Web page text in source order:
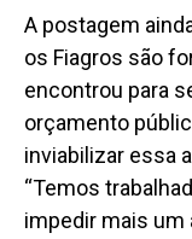
A postagem
os Fiagros são
encontrou para
orçamento
inviabilizar essa
“Temos
impedir mais um